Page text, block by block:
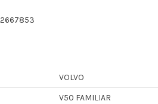
VOLVO
V50 FAMILIAR